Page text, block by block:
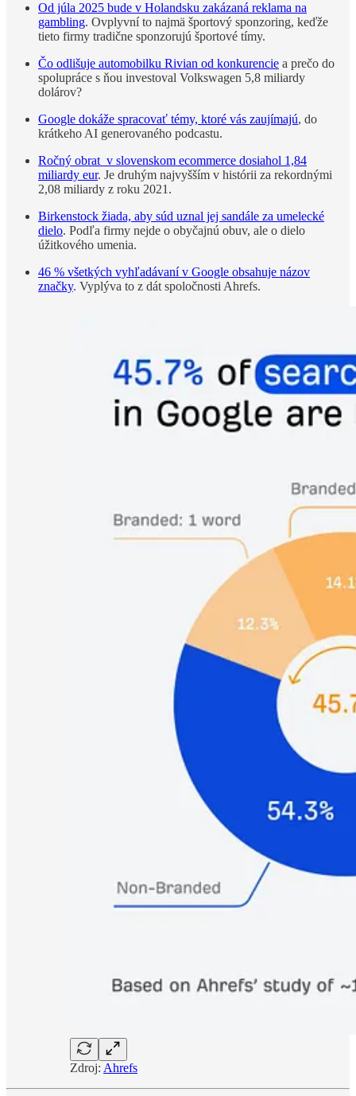
Od júla 2025 bude v Holandsku zakázaná reklama na
gambling. Ovplyvní to najmä športový sponzoring, keďže
tieto firmy tradične sponzorujú športové tímy.
Čo odlišuje automobilku Rivian od konkurencie a prečo do
spolupráce s ňou investoval Volkswagen 5,8 miliardy
dolárov?
Google dokáže spracovať témy, ktoré vás zaujímajú, do
krátkeho AI generovaného podcastu.
Ročný obrat v slovenskom ecommerce dosiahol 1,84
miliardy eur. Je druhým najvyšším v histórii za rekordnými
2,08 miliardy z roku 2021.
Birkenstock žiada, aby súd uznal jej sandále za umelecké
dielo. Podľa firmy nejde o obyčajnú obuv, ale o dielo
úžitkového umenia.
46 % všetkých vyhľadávaní v Google obsahuje názov
značky. Vyplýva to z dát spoločnosti Ahrefs.
Zdroj: Ahrefs